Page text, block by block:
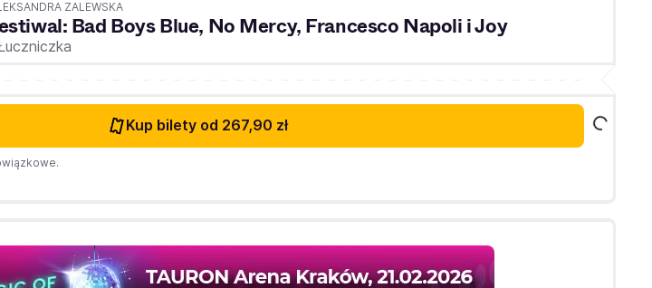
ZALEWSKA
Bad Boys Blue, No Mercy, Francesco Napoli i Joy
Kup bilety od 267,90 zł